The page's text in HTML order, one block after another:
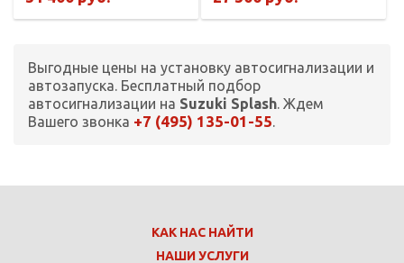
Выгодные цены на установку автосигнализации и
автозапуска. Бесплатный подбор
автосигнализации на Suzuki Splash. Ждем
Вашего звонка +7 (495) 135-01-55.
КАК НАС НАЙТИ
НАШИ УСЛУГИ